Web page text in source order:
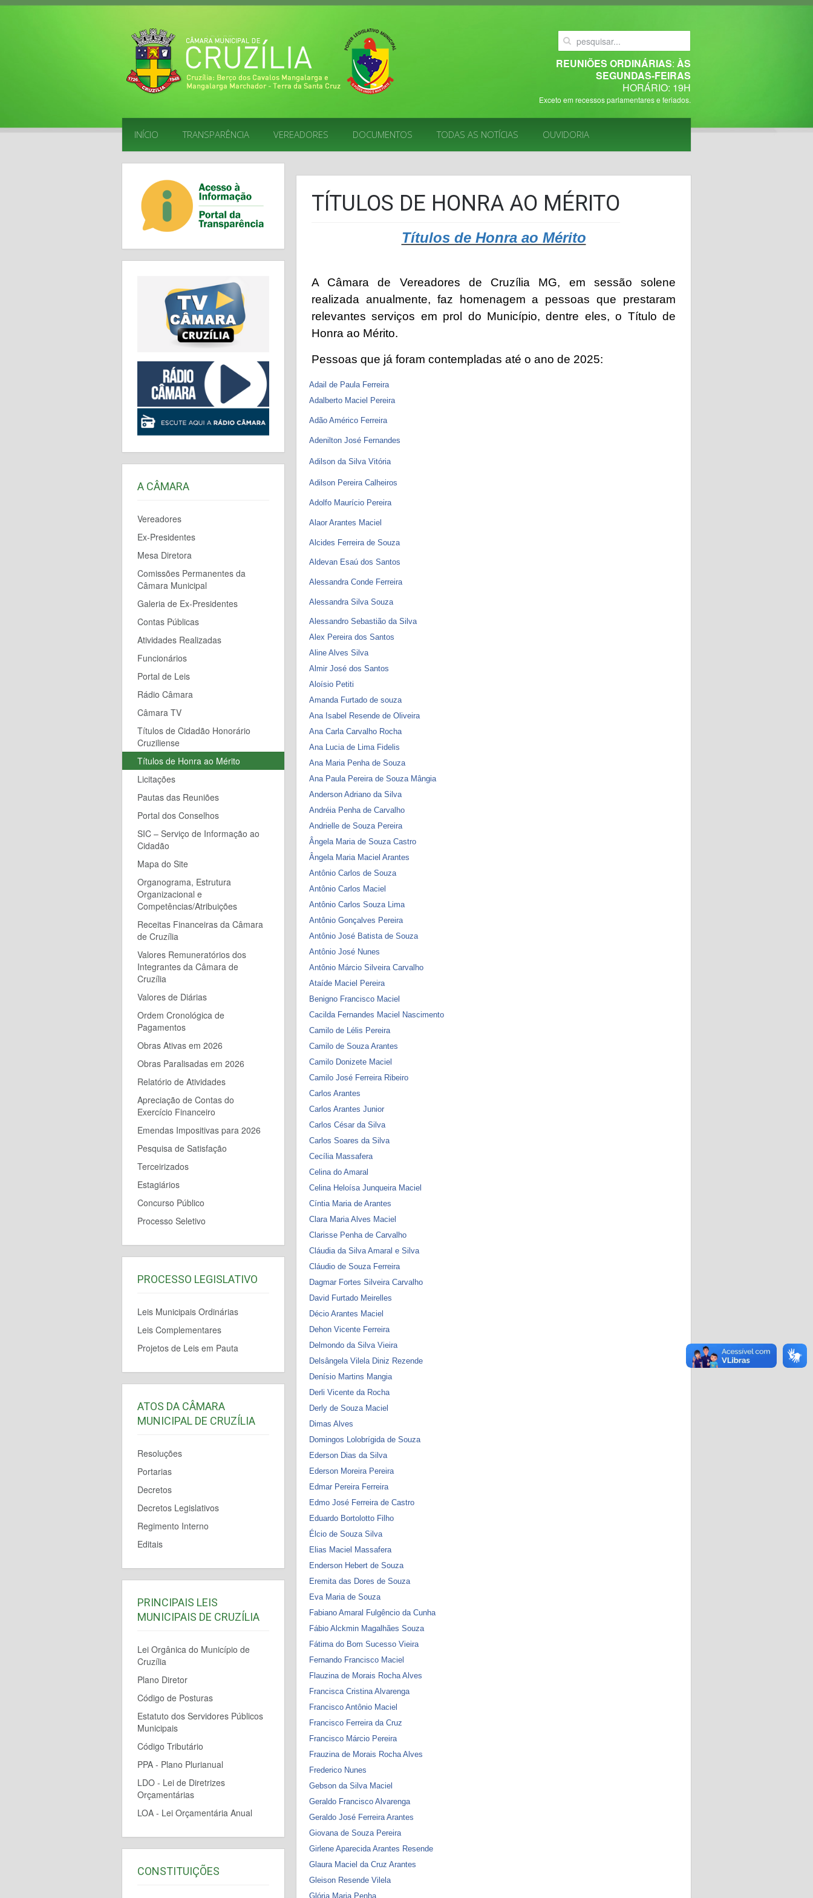
REUNIÕES ORDINÁRIAS: ÀS
SEGUNDAS-FEIRAS
HORÁRIO: 19H
Exceto em recessos parlamentares e feriados.
INÍCIO TRANSPARÊNCIA VEREADORES DOCUMENTOS TODAS AS NOTÍCIAS OUVIDORIA
TÍTULOS DE HONRA AO MÉRITO
Títulos de Honra ao Mérito
A Câmara de Vereadores de Cruzília MG, em sessão solene
realizada anualmente, faz homenagem a pessoas que prestaram
relevantes serviços em prol do Município, dentre eles, o Título de
Honra ao Mérito.
Pessoas que já foram contempladas até o ano de 2025:
Adail de Paula Ferreira
Adalberto Maciel Pereira
Adão Américo Ferreira
Adenilton José Fernandes
Adilson da Silva Vitória
Adilson Pereira Calheiros
Adolfo Maurício Pereira
Alaor Arantes Maciel
Alcides Ferreira de Souza
Aldevan Esaú dos Santos
Alessandra Conde Ferreira
Alessandra Silva Souza
Alessandro Sebastião da Silva
Alex Pereira dos Santos
Aline Alves Silva
Almir José dos Santos
Aloísio Petiti
Amanda Furtado de souza
Ana Isabel Resende de Oliveira
Ana Carla Carvalho Rocha
Ana Lucia de Lima Fidelis
Ana Maria Penha de Souza
Ana Paula Pereira de Souza Mângia
Anderson Adriano da Silva
Andréia Penha de Carvalho
Andrielle de Souza Pereira
Ângela Maria de Souza Castro
Ângela Maria Maciel Arantes
Antônio Carlos de Souza
Antônio Carlos Maciel
Antônio Carlos Souza Lima
Antônio Gonçalves Pereira
Antônio José Batista de Souza
Antônio José Nunes
Antônio Márcio Silveira Carvalho
Ataíde Maciel Pereira
Benigno Francisco Maciel
Cacilda Fernandes Maciel Nascimento
Camilo de Lélis Pereira
Camilo de Souza Arantes
Camilo Donizete Maciel
Camilo José Ferreira Ribeiro
Carlos Arantes
Carlos Arantes Junior
Carlos César da Silva
Carlos Soares da Silva
Cecília Massafera
Celina do Amaral
Celina Heloísa Junqueira Maciel
Cíntia Maria de Arantes
Clara Maria Alves Maciel
Clarisse Penha de Carvalho
Cláudia da Silva Amaral e Silva
Cláudio de Souza Ferreira
Dagmar Fortes Silveira Carvalho
David Furtado Meirelles
Décio Arantes Maciel
Dehon Vicente Ferreira
Delmondo da Silva Vieira
Delsângela Vilela Diniz Rezende
Denísio Martins Mangia
Derli Vicente da Rocha
Derly de Souza Maciel
Dimas Alves
Domingos Lolobrígida de Souza
Ederson Dias da Silva
Ederson Moreira Pereira
Edmar Pereira Ferreira
Edmo José Ferreira de Castro
Eduardo Bortolotto Filho
Élcio de Souza Silva
Elias Maciel Massafera
Enderson Hebert de Souza
Eremita das Dores de Souza
Eva Maria de Souza
Fabiano Amaral Fulgêncio da Cunha
Fábio Alckmin Magalhães Souza
Fátima do Bom Sucesso Vieira
Fernando Francisco Maciel
Flauzina de Morais Rocha Alves
Francisca Cristina Alvarenga
Francisco Antônio Maciel
Francisco Ferreira da Cruz
Francisco Márcio Pereira
Frauzina de Morais Rocha Alves
Frederico Nunes
Gebson da Silva Maciel
Geraldo Francisco Alvarenga
Geraldo José Ferreira Arantes
Giovana de Souza Pereira
Girlene Aparecida Arantes Resende
Glaura Maciel da Cruz Arantes
Gleison Resende Vilela
Glória Maria Penha
A CÂMARA
Vereadores
Ex-Presidentes
Mesa Diretora
Comissões Permanentes da
Câmara Municipal
Galeria de Ex-Presidentes
Contas Públicas
Atividades Realizadas
Funcionários
Portal de Leis
Rádio Câmara
Câmara TV
Títulos de Cidadão Honorário
Cruziliense
Títulos de Honra ao Mérito
Licitações
Pautas das Reuniões
Portal dos Conselhos
SIC – Serviço de Informação ao
Cidadão
Mapa do Site
Organograma, Estrutura
Organizacional e
Competências/Atribuições
Receitas Financeiras da Câmara
de Cruzília
Valores Remuneratórios dos
Integrantes da Câmara de
Cruzília
Valores de Diárias
Ordem Cronológica de
Pagamentos
Obras Ativas em 2026
Obras Paralisadas em 2026
Relatório de Atividades
Apreciação de Contas do
Exercício Financeiro
Emendas Impositivas para 2026
Pesquisa de Satisfação
Terceirizados
Estagiários
Concurso Público
Processo Seletivo
PROCESSO LEGISLATIVO
Leis Municipais Ordinárias
Leis Complementares
Projetos de Leis em Pauta
ATOS DA CÂMARA
MUNICIPAL DE CRUZÍLIA
Resoluções
Portarias
Decretos
Decretos Legislativos
Regimento Interno
Editais
PRINCIPAIS LEIS
MUNICIPAIS DE CRUZÍLIA
Lei Orgânica do Município de
Cruzília
Plano Diretor
Código de Posturas
Estatuto dos Servidores Públicos
Municipais
Código Tributário
PPA - Plano Plurianual
LDO - Lei de Diretrizes
Orçamentárias
LOA - Lei Orçamentária Anual
CONSTITUIÇÕES